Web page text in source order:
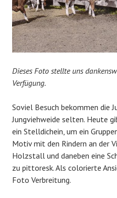
Dieses Foto stellte uns
Verfügung.
Soviel Besuch bekommen die
Jungviehweide selten. Heute
ein Stelldichein, um ein
Motiv mit den Rindern an der
Holzstall und daneben eine
zu pittoresk. Als colorierte
Foto Verbreitung.